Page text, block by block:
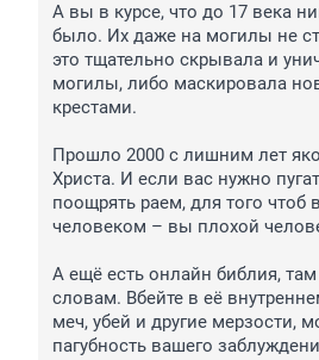
А вы в курсе, что до 17 века
было. Их даже на могилы не
это тщательно скрывала и
могилы, либо маскировала
крестами.
Прошло 2000 с лишним лет
Христа. И если вас нужно
поощрять раем, для того
человеком – вы плохой
А ещё есть онлайн библия,
словам. Вбейте в её
меч, убей и другие мерзости,
пагубность вашего